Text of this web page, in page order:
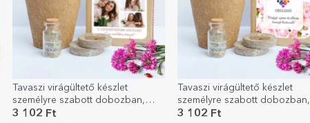
Tavaszi virágültető készlet
személyre szabott dobozban,
fotó kollázzsal és üzenettel
3 102 Ft
Tavaszi virágültető készlet
személyre szabott dobozban,
logóval és üzenettel
3 102 Ft